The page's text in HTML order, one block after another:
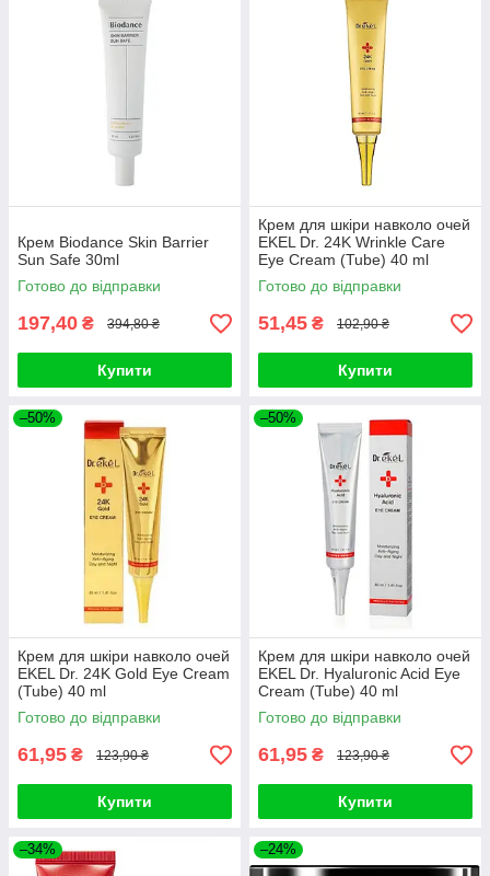
Крем Biodance Skin Barrier
Sun Safe 30ml
Готово до відправки
197,40 ₴ 394,80 ₴
Купити
Крем для шкіри навколо очей
EKEL Dr. 24K Wrinkle Care
Eye Cream (Tube) 40 ml
Готово до відправки
51,45 ₴ 102,90 ₴
Купити
–50%
Крем для шкіри навколо очей
EKEL Dr. 24K Gold Eye Cream
(Tube) 40 ml
Готово до відправки
61,95 ₴ 123,90 ₴
Купити
–50%
Крем для шкіри навколо очей
EKEL Dr. Hyaluronic Acid Eye
Cream (Tube) 40 ml
Готово до відправки
61,95 ₴ 123,90 ₴
Купити
–34% –24%